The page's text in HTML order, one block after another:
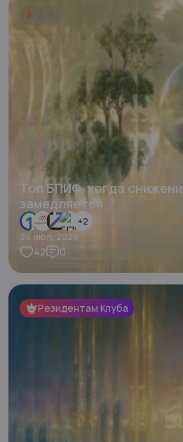
Топ БПИФ, когда
замедляется
+2
24 июл. 2026
42 0
Резидентам Клуба